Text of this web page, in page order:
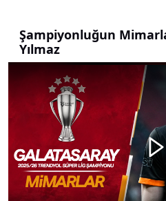
Şampiyonluğun
Yılmaz